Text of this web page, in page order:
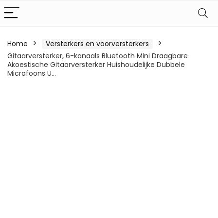
Home
Versterkers en voorversterkers
Gitaarversterker, 6-kanaals Bluetooth Mini Draagbare
Akoestische Gitaarversterker Huishoudelijke Dubbele
Microfoons U…